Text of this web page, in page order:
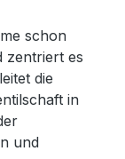
schon
zentriert es
die
in
und